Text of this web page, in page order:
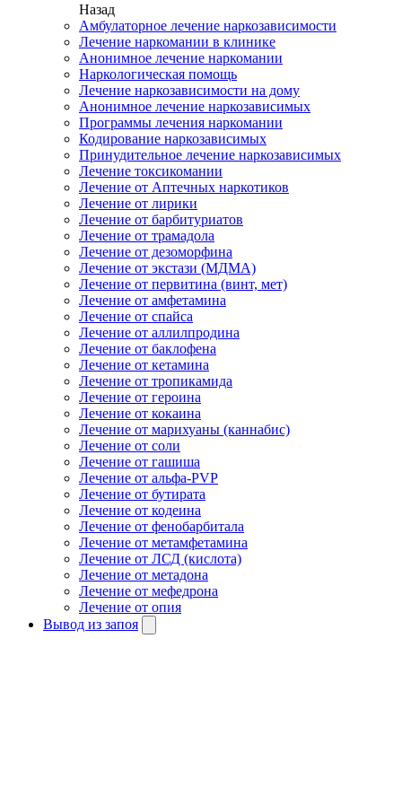
Назад
Амбулаторное лечение наркозависимости
Лечение наркомании в клинике
Анонимное лечение наркомании
Наркологическая помощь
Лечение наркозависимости на дому
Анонимное лечение наркозависимых
Программы лечения наркомании
Кодирование наркозависимых
Принудительное лечение наркозависимых
Лечение токсикомании
Лечение от Аптечных наркотиков
Лечение от лирики
Лечение от барбитуриатов
Лечение от трамадола
Лечение от дезоморфина
Лечение от экстази (МДМА)
Лечение от первитина (винт, мет)
Лечение от амфетамина
Лечение от спайса
Лечение от аллилпродина
Лечение от баклофена
Лечение от кетамина
Лечение от тропикамида
Лечение от героина
Лечение от кокаина
Лечение от марихуаны (каннабис)
Лечение от соли
Лечение от гашиша
Лечение от альфа-PVP
Лечение от бутирата
Лечение от кодеина
Лечение от фенобарбитала
Лечение от метамфетамина
Лечение от ЛСД (кислота)
Лечение от метадона
Лечение от мефедрона
Лечение от опия
Вывод из запоя